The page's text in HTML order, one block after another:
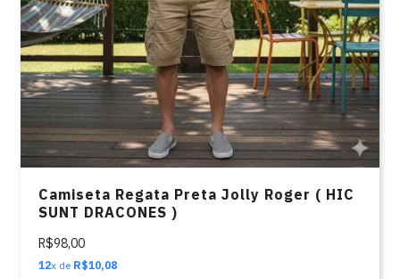
Camiseta Regata Preta Jolly Roger ( HIC
SUNT DRACONES )
R$98,00
12x de R$10,08